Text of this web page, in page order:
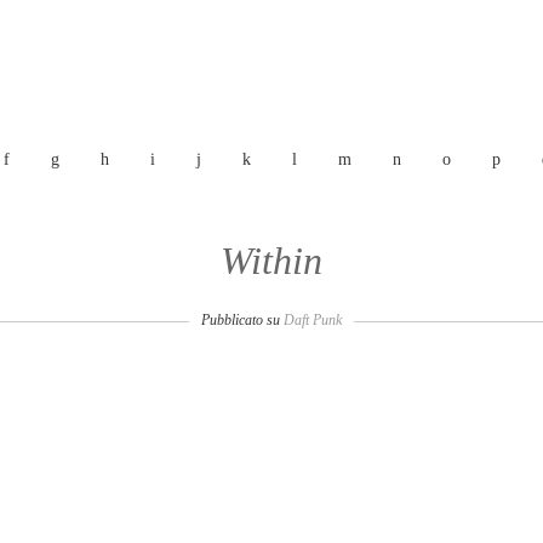
f g h i j k l m n o p
Within
Pubblicato su Daft Punk